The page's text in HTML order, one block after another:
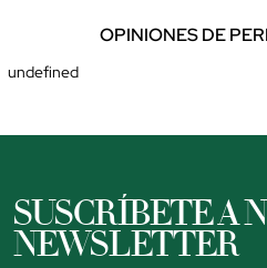
OPINIONES DE
undefined
SUSCRÍBETE A
NEWSLETTER